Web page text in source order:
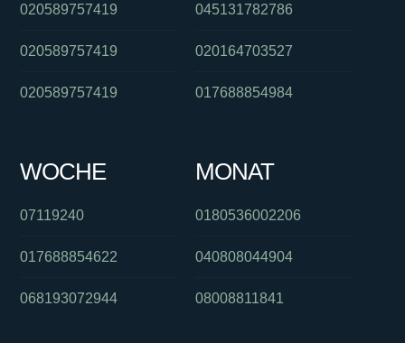
020589757419
020589757419
020589757419
045131782786
020164703527
017688854984
WOCHE
07119240
017688854622
068193072944
MONAT
0180536002206
040808044904
08008811841